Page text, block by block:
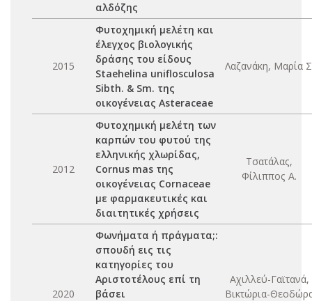
αλδόζης
2015
Φυτοχημική μελέτη και
έλεγχος βιολογικής
δράσης του είδους
Staehelina uniflosculosa
Sibth. & Sm. της
οικογένειας Asteraceae
Λαζανάκη, Μαρία
2012
Φυτοχημική μελέτη των
καρπών του φυτού της
ελληνικής χλωρίδας,
Cornus mas της
οικογένειας Cornaceae
με φαρμακευτικές και
διαιτητικές χρήσεις
Τσατάλας,
Φίλιππος Α.
2020
Φωνήματα ή πράγματα;:
σπουδή εις τις
κατηγορίες του
Αριστοτέλους επί τη
βάσει
Αχιλλεύ-Γαϊτανά,
Βικτώρια-